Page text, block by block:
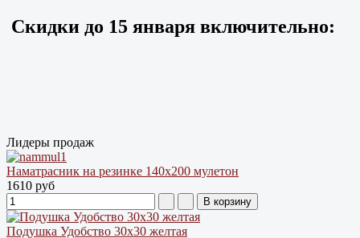
Скидки до 15 января включительно:
Лидеры продаж
Наматрасник на резинке 140х200 мулетон
1610 руб
Подушка Удобство 30х30 желтая